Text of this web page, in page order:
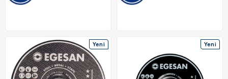
Yeni
Ürün
Yeni